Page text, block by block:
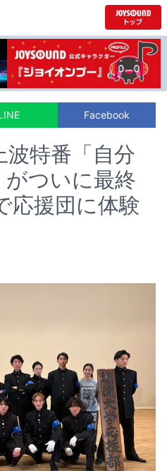
Facebook
波特番「自分
がついに最終
応援団に体験